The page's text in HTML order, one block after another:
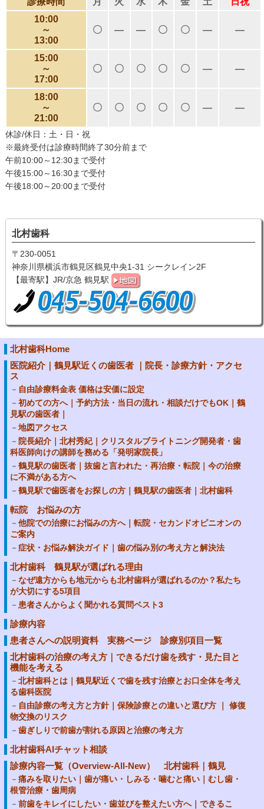
10:00
～
13:00
〇 ― ― 〇 〇 ― ―
15:00
～
17:00
〇 〇 〇 〇 〇 ― ―
18:00
～
21:00
〇 〇 〇 〇 〇 ― ―
休診/休日：土・日・祝
※最終受付は診療時間終了30分前まで
午前10:00～12:30まで受付
午後15:00～16:30まで受付
午後18:00～20:00まで受付
北村歯科
〒230-0051
神奈川県横浜市鶴見区鶴見中央1-31 シークレイン2F
【最寄駅】JR/京急 鶴見駅
北村歯科Home
医院紹介｜鶴見駅近くの歯医者 ｜院長・診療方針・アクセ
ス
自由診療料金表 価格は安価に設定
初めての方へ｜予約方法・当日の流れ・相談だけでもOK｜鶴
見駅の歯医者｜
地図アクセス
院長紹介｜北村秀紀｜クリスタルブライトニング開発者・歯
科医師向けの講師を務める「発明家院長」
鶴見駅の歯医者｜抜歯と言われた・再治療・転院｜今の治療
に不満がある方へ
鶴見駅で歯医者をお探しの方｜鶴見駅の歯医者｜北村歯科
転院 お悩みの方
他院での治療にお悩みの方へ｜転院・セカンドオピニオンの
ご案内
症状・お悩み解決ガイド｜歯の悩み別の考え方と解決法
北村歯科 鶴見駅が選ばれる理由
なぜ遠方からも地元からも北村歯科が選ばれるのか？私たち
が大切にする5項目
患者さんからよく聞かれる質問ベスト3
診療内容
患者さんへの説明資料 実務ページ 診療別項目一覧
北村歯科の治療の考え方｜できるだけ歯を残す・見た目と
機能を考える
北村歯科とは｜鶴見駅近くで歯を残す治療とお口全体を考え
る歯科医院
自由診療の考え方と方針｜保険診療との違いと選び方 ｜ 修復
物交換のリスク
歯ぎしりで前歯が割れる原因と治療の考え方
北村歯科AIチャット相談
診療内容一覧（Overview-All-New） 北村歯科｜鶴見
痛みを取りたい｜歯が痛い・しみる・噛むと痛い｜むし歯・
根管治療・歯周病
前歯をキレイにしたい・歯並びを整えたい方へ｜できるこ